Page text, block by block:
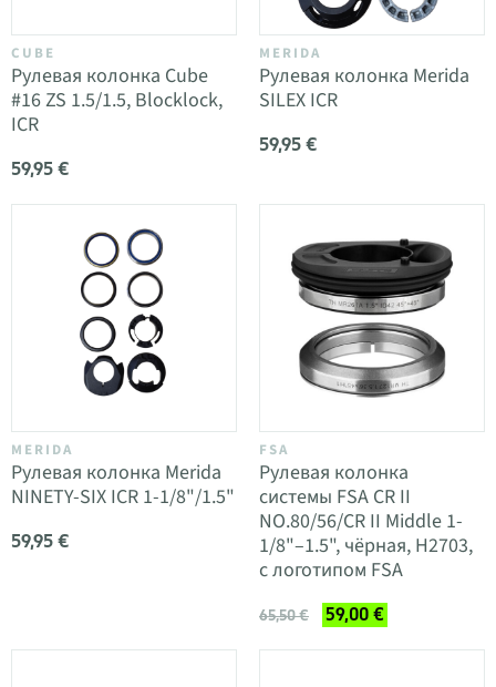
CUBE
Рулевая колонка Cube
#16 ZS 1.5/1.5, Blocklock,
ICR
59,95 €
MERIDA
Рулевая колонка Merida
SILEX ICR
59,95 €
MERIDA
Рулевая колонка Merida
NINETY-SIX ICR 1-1/8"/1.5"
59,95 €
FSA
Рулевая колонка
системы FSA CR II
NO.80/56/CR II Middle 1-
1/8"–1.5", чёрная, H2703,
с логотипом FSA
65,50 € 59,00 €